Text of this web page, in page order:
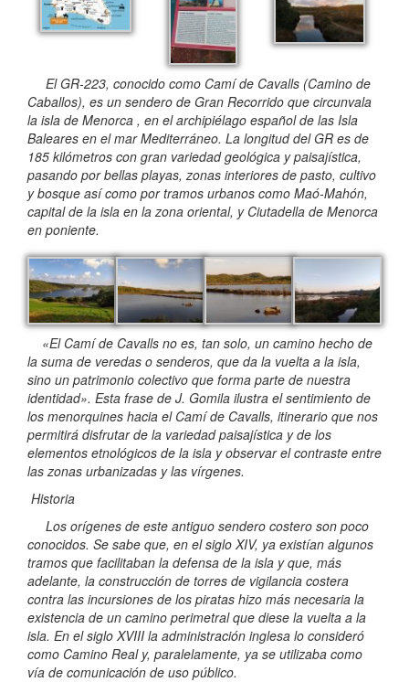
El GR-223, conocido como Camí de Cavalls (Camino de
Caballos), es un sendero de Gran Recorrido que circunvala
la isla de Menorca , en el archipiélago español de las Isla
Baleares en el mar Mediterráneo. La longitud del GR es de
185 kilómetros con gran variedad geológica y paisajística,
pasando por bellas playas, zonas interiores de pasto, cultivo
y bosque así como por tramos urbanos como Maó-Mahón,
capital de la isla en la zona oriental, y Ciutadella de Menorca
en poniente.
«El Camí de Cavalls no es, tan solo, un camino hecho de
la suma de veredas o senderos, que da la vuelta a la isla,
sino un patrimonio colectivo que forma parte de nuestra
identidad». Esta frase de J. Gomila ilustra el sentimiento de
los menorquines hacia el Camí de Cavalls, itinerario que nos
permitirá disfrutar de la variedad paisajística y de los
elementos etnológicos de la isla y observar el contraste entre
las zonas urbanizadas y las vírgenes.
Historia
Los orígenes de este antiguo sendero costero son poco
conocidos. Se sabe que, en el siglo XIV, ya existían algunos
tramos que facilitaban la defensa de la isla y que, más
adelante, la construcción de torres de vigilancia costera
contra las incursiones de los piratas hizo más necesaria la
existencia de un camino perimetral que diese la vuelta a la
isla. En el siglo XVIII la administración inglesa lo consideró
como Camino Real y, paralelamente, ya se utilizaba como
vía de comunicación de uso público.